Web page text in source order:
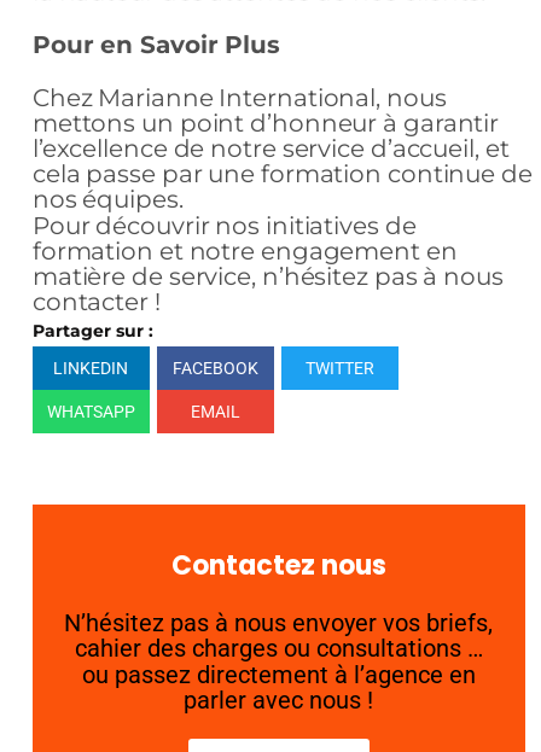
Pour en Savoir Plus
Chez Marianne International, nous
mettons un point d’honneur à garantir
l’excellence de notre service d’accueil, et
cela passe par une formation continue de
nos équipes.
Pour découvrir nos initiatives de
formation et notre engagement en
matière de service, n’hésitez pas à nous
contacter !
Partager sur :
LINKEDIN FACEBOOK TWITTER
WHATSAPP EMAIL
Contactez nous
N’hésitez pas à nous envoyer vos briefs,
cahier des charges ou consultations …
ou passez directement à l’agence en
parler avec nous !